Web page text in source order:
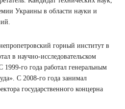
Украины в области науки и
горный институт в
в научно-исследовательском
1999-го года работал генеральным
С 2008-го года занимал
государственного концерна